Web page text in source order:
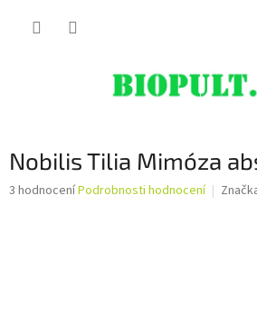
Nobilis Tilia Mimóza
Průměrné
3 hodnoceníPodrobnosti hodnocení